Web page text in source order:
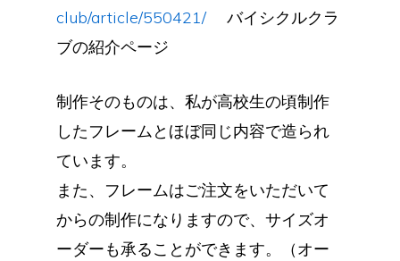
club/article/550421/バイシクルクラ
ブの紹介ページ
制作そのものは、私が高校生の頃制作
したフレームとほぼ同じ内容で造られ
ています。
また、フレームはご注文をいただいて
からの制作になりますので、サイズオ
ーダーも承ることができます。（オー